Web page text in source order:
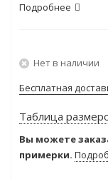
Подробнее
Нет в наличии
Бесплатная
Таблица
Вы можете
примерки.